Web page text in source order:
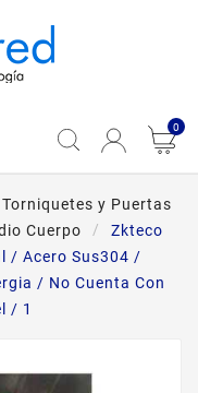
0
Torniquetes y Puertas
Cuerpo
Zkteco
/ Acero Sus304 /
/ No Cuenta Con
/ 1